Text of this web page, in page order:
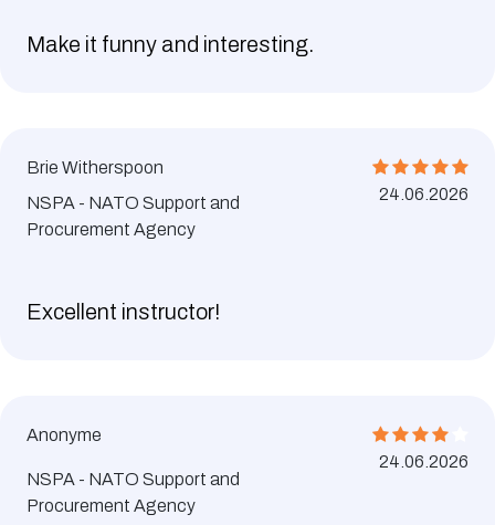
Make it funny and interesting.
Brie Witherspoon
NSPA - NATO Support and
Procurement Agency
24.06.2026
Excellent instructor!
Anonyme
NSPA - NATO Support and
Procurement Agency
24.06.2026